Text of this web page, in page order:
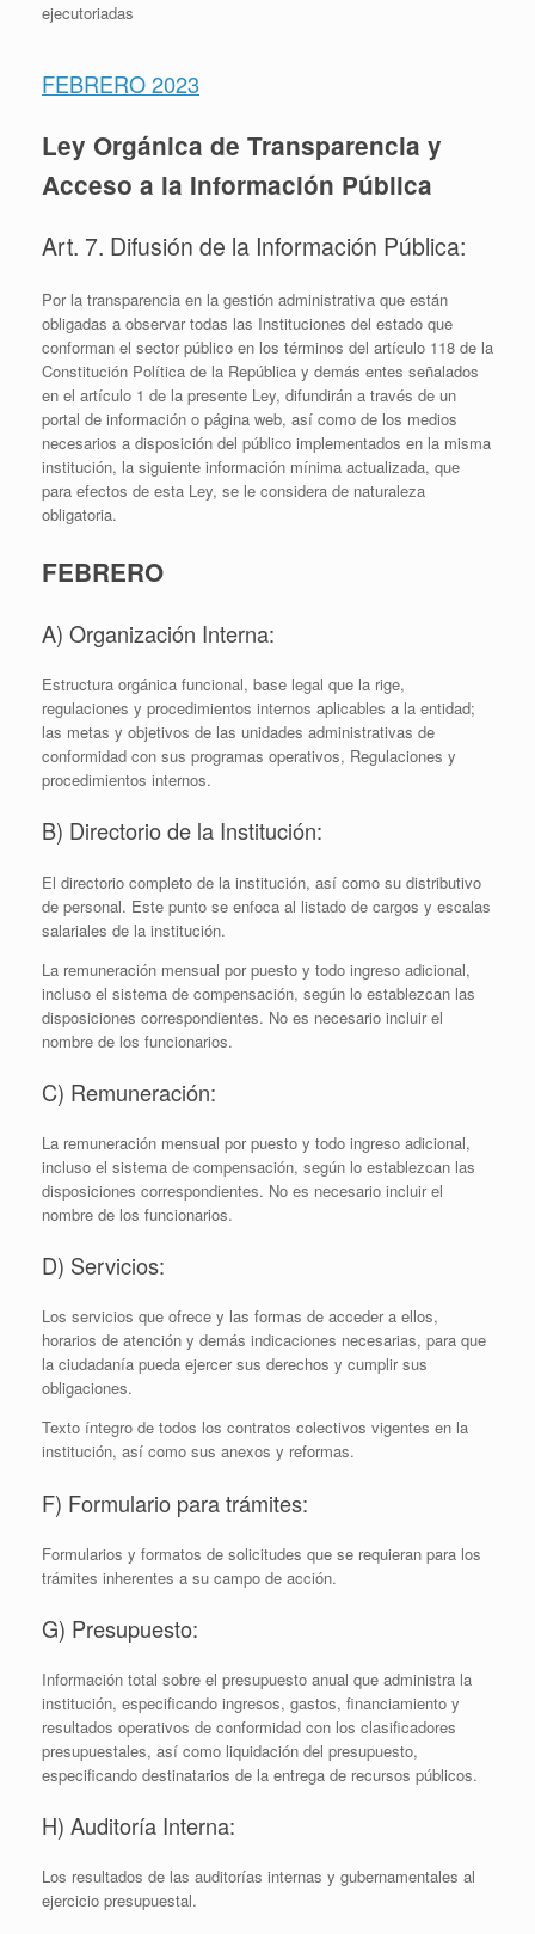
ejecutoriadas
FEBRERO 2023
Ley Orgánica de Transparencia y
Acceso a la Información Pública
Art. 7. Difusión de la Información Pública:
Por la transparencia en la gestión administrativa que están
obligadas a observar todas las Instituciones del estado que
conforman el sector público en los términos del artículo 118 de la
Constitución Política de la República y demás entes señalados
en el artículo 1 de la presente Ley, difundirán a través de un
portal de información o página web, así como de los medios
necesarios a disposición del público implementados en la misma
institución, la siguiente información mínima actualizada, que
para efectos de esta Ley, se le considera de naturaleza
obligatoria.
FEBRERO
A) Organización Interna:
Estructura orgánica funcional, base legal que la rige,
regulaciones y procedimientos internos aplicables a la entidad;
las metas y objetivos de las unidades administrativas de
conformidad con sus programas operativos, Regulaciones y
procedimientos internos.
B) Directorio de la Institución:
El directorio completo de la institución, así como su distributivo
de personal. Este punto se enfoca al listado de cargos y escalas
salariales de la institución.
La remuneración mensual por puesto y todo ingreso adicional,
incluso el sistema de compensación, según lo establezcan las
disposiciones correspondientes. No es necesario incluir el
nombre de los funcionarios.
C) Remuneración:
La remuneración mensual por puesto y todo ingreso adicional,
incluso el sistema de compensación, según lo establezcan las
disposiciones correspondientes. No es necesario incluir el
nombre de los funcionarios.
D) Servicios:
Los servicios que ofrece y las formas de acceder a ellos,
horarios de atención y demás indicaciones necesarias, para que
la ciudadanía pueda ejercer sus derechos y cumplir sus
obligaciones.
Texto íntegro de todos los contratos colectivos vigentes en la
institución, así­ como sus anexos y reformas.
F) Formulario para trámites:
Formularios y formatos de solicitudes que se requieran para los
trámites inherentes a su campo de acción.
G) Presupuesto:
Información total sobre el presupuesto anual que administra la
institución, especificando ingresos, gastos, financiamiento y
resultados operativos de conformidad con los clasificadores
presupuestales, así como liquidación del presupuesto,
especificando destinatarios de la entrega de recursos públicos.
H) Auditoría Interna:
Los resultados de las auditorías internas y gubernamentales al
ejercicio presupuestal.